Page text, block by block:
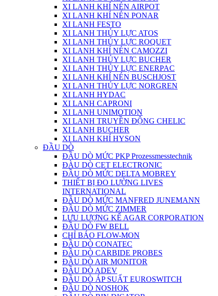
XI LANH KHÍ NÉN AIRPOT
XI LANH KHÍ NÉN PONAR
XI LANH FESTO
XI LANH THỦY LỰC ATOS
XI LANH THỦY LỰC ROQUET
XI LANH KHÍ NÉN CAMOZZI
XI LANH THỦY LỰC BUCHER
XI LANH THỦY LỰC ENERPAC
XI LANH KHÍ NÉN BUSCHJOST
XI LANH THỦY LỰC NORGREN
XI LANH HYDAC
XI LANH CAPRONI
XI LANH UNIMOTION
XI LANH TRUYỀN ĐỘNG CHELIC
XI LANH BUCHER
XI LANH KHÍ HYSON
ĐẦU DÒ
ĐẦU DÒ MỨC PKP Prozessmesstechnik
ĐÀU DÒ CET ELECTRONIC
ĐẦU DÒ MỨC DELTA MOBREY
THIẾT BỊ ĐO LƯỜNG LIVES
INTERNATIONAL
ĐẦU DÒ MỨC MANFRED JUNEMANN
ĐẦU DÒ MỨC ZIMMER
LƯU LƯỢNG KẾ AGAR CORPORATION
ĐẦU DÒ FW BELL
CHỈ BÁO FLOW-MON
ĐẦU DÒ CONATEC
ĐẦU DÒ CARBIDE PROBES
ĐẦU DÒ AIR MONITOR
ĐẦU DÒ ADEV
ĐẦU DÒ ÁP SUẤT EUROSWITCH
ĐẦU DÒ NOSHOK